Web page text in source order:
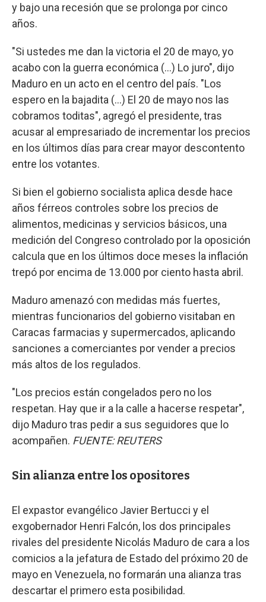
y bajo una recesión que se prolonga por cinco
años.
"Si ustedes me dan la victoria el 20 de mayo, yo
acabo con la guerra económica (...) Lo juro", dijo
Maduro en un acto en el centro del país. "Los
espero en la bajadita (...) El 20 de mayo nos las
cobramos toditas", agregó el presidente, tras
acusar al empresariado de incrementar los precios
en los últimos días para crear mayor descontento
entre los votantes.
Si bien el gobierno socialista aplica desde hace
años férreos controles sobre los precios de
alimentos, medicinas y servicios básicos, una
medición del Congreso controlado por la oposición
calcula que en los últimos doce meses la inflación
trepó por encima de 13.000 por ciento hasta abril.
Maduro amenazó con medidas más fuertes,
mientras funcionarios del gobierno visitaban en
Caracas farmacias y supermercados, aplicando
sanciones a comerciantes por vender a precios
más altos de los regulados.
"Los precios están congelados pero no los
respetan. Hay que ir a la calle a hacerse respetar",
dijo Maduro tras pedir a sus seguidores que lo
acompañen. FUENTE: REUTERS
Sin alianza entre los opositores
El expastor evangélico Javier Bertucci y el
exgobernador Henri Falcón, los dos principales
rivales del presidente Nicolás Maduro de cara a los
comicios a la jefatura de Estado del próximo 20 de
mayo en Venezuela, no formarán una alianza tras
descartar el primero esta posibilidad.